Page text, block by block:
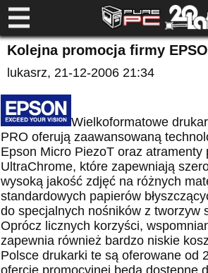
Kolejna promocja firmy
lukasrz, 21-12-2006 21:34
Wielkoformatowe
PRO oferują zaawansowaną
Epson Micro PiezoT oraz atramenty
UltraChrome, które zapewniają
wysoką jakość zdjęć na różnych
standardowych papierów
do specjalnych nośników z tworzyw
Oprócz licznych korzyści,
zapewnia również bardzo niskie
Polsce drukarki te są oferowane od
ofercie promocyjnej będą dostępne